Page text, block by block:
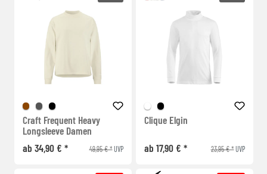
Craft Frequent Heavy
Longsleeve Damen
ab 34,90 € *
49,95 € *UVP
Clique Elgin
ab 17,90 € * 23,95 € *UVP